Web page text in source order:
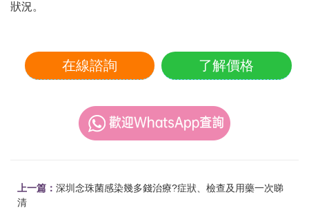
狀況。
在線諮詢 了解價格
上一篇： 深圳念珠菌感染幾多錢治療?症狀、檢查及用藥一次睇
清